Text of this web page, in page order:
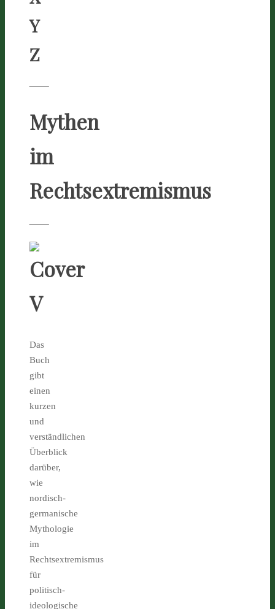
Y
Z
Mythen
im
Rechtsextremismus
Das
Buch
gibt
einen
kurzen
und
verständlichen
Überblick
darüber,
wie
nordisch-
germanische
Mythologie
im
Rechtsextremismus
für
politisch-
ideologische